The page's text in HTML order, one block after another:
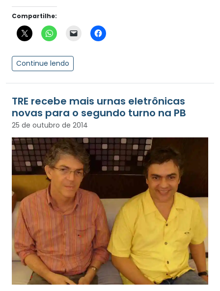
Compartilhe:
Continue lendo
TRE recebe mais urnas eletrônicas
novas para o segundo turno na PB
25 de outubro de 2014